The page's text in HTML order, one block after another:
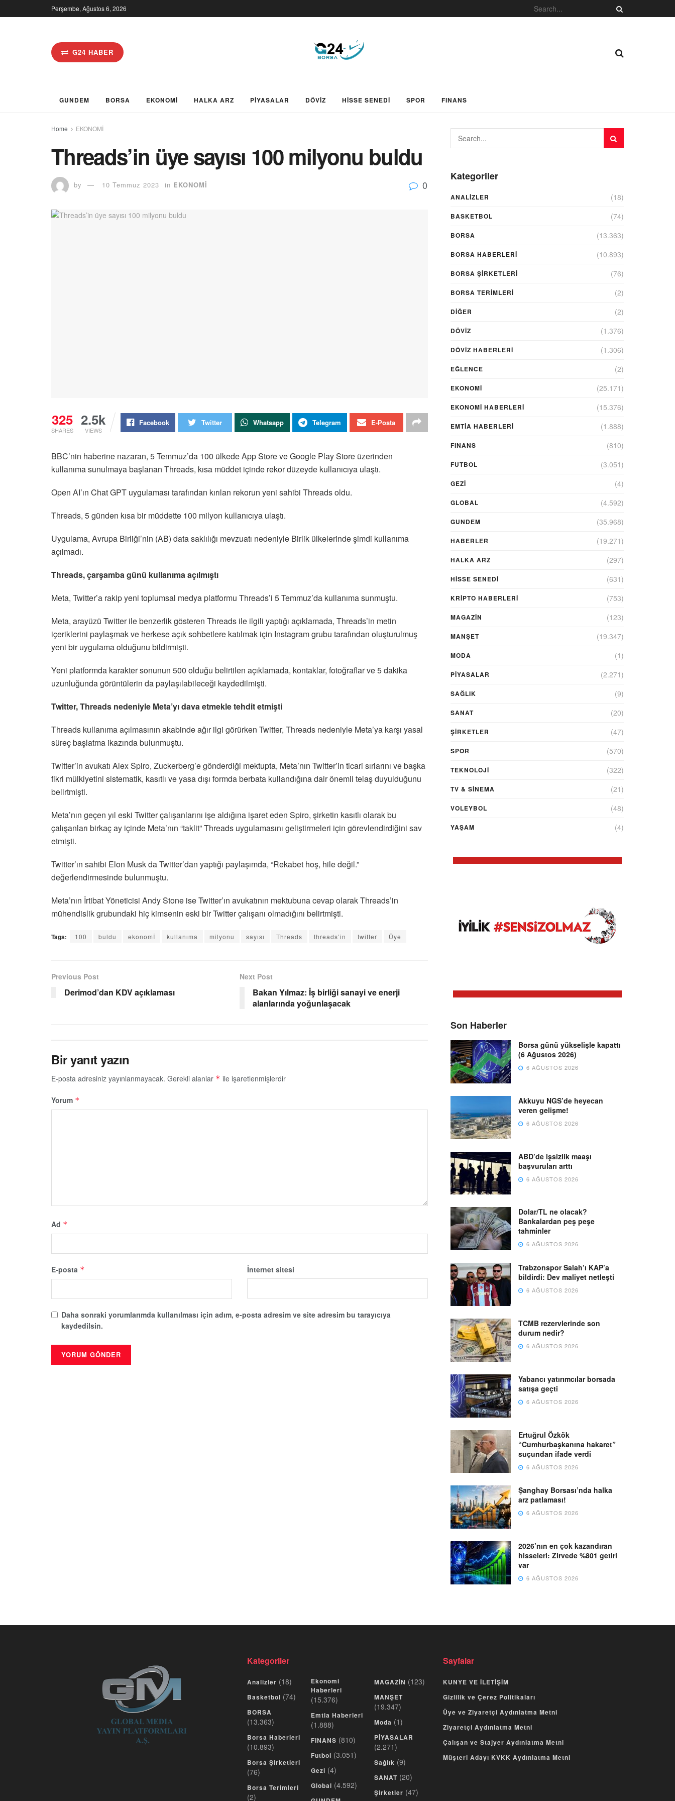
Perşembe, Ağustos 6, 2026
G24 HABER
GUNDEM BORSA EKONOMİ HALKA ARZ PİYASALAR DÖVİZ HİSSE SENEDİ SPOR FINANS
Home EKONOMİ
Threads’in üye sayısı 100 milyonu buldu
by 10 Temmuz 2023 in EKONOMİ 0
325
SHARES
2.5k
VIEWS
Facebook Twitter Whatsapp Telegram E-Posta
BBC’nin haberine nazaran, 5 Temmuz’da 100 ülkede App Store ve Google Play Store üzerinden
kullanıma sunulmaya başlanan Threads, kısa müddet içinde rekor düzeyde kullanıcıya ulaştı.
Open AI’ın Chat GPT uygulaması tarafından kırılan rekorun yeni sahibi Threads oldu.
Threads, 5 günden kısa bir müddette 100 milyon kullanıcıya ulaştı.
Uygulama, Avrupa Birliği’nin (AB) data saklılığı mevzuatı nedeniyle Birlik ülkelerinde şimdi kullanıma
açılmadı.
Threads, çarşamba günü kullanıma açılmıştı
Meta, Twitter’a rakip yeni toplumsal medya platformu Threads’i 5 Temmuz’da kullanıma sunmuştu.
Meta, arayüzü Twitter ile benzerlik gösteren Threads ile ilgili yaptığı açıklamada, Threads’in metin
içeriklerini paylaşmak ve herkese açık sohbetlere katılmak için Instagram grubu tarafından oluşturulmuş
yeni bir uygulama olduğunu bildirmişti.
Yeni platformda karakter sonunun 500 olduğu belirtilen açıklamada, kontaklar, fotoğraflar ve 5 dakika
uzunluğunda görüntülerin da paylaşılabileceği kaydedilmişti.
Twitter, Threads nedeniyle Meta’yı dava etmekle tehdit etmişti
Threads kullanıma açılmasının akabinde ağır ilgi görürken Twitter, Threads nedeniyle Meta’ya karşı yasal
süreç başlatma ikazında bulunmuştu.
Twitter’in avukatı Alex Spiro, Zuckerberg’e gönderdiği mektupta, Meta’nın Twitter’in ticari sırlarını ve başka
fikri mülkiyetini sistematik, kasıtlı ve yasa dışı formda berbata kullandığına dair önemli telaş duyulduğunu
belirtmişti.
Meta’nın geçen yıl eski Twitter çalışanlarını işe aldığına işaret eden Spiro, şirketin kasıtlı olarak bu
çalışanları birkaç ay içinde Meta’nın “taklit” Threads uygulamasını geliştirmeleri için görevlendirdiğini sav
etmişti.
Twitter’ın sahibi Elon Musk da Twitter’dan yaptığı paylaşımda, “Rekabet hoş, hile değil.”
değerlendirmesinde bulunmuştu.
Meta’nın İrtibat Yöneticisi Andy Stone ise Twitter’ın avukatının mektubuna cevap olarak Threads’in
mühendislik grubundaki hiç kimsenin eski bir Twitter çalışanı olmadığını belirtmişti.
Tags: 100 buldu ekonomİ kullanıma milyonu sayısı Threads threads’in twitter Üye
Previous Post
Derimod’dan KDV açıklaması
Next Post
Bakan Yılmaz: İş birliği sanayi ve enerji
alanlarında yoğunlaşacak
Bir yanıt yazın
E-posta adresiniz yayınlanmayacak. Gerekli alanlar * ile işaretlenmişlerdir
Yorum *
Ad *
E-posta * İnternet sitesi
Daha sonraki yorumlarımda kullanılması için adım, e-posta adresim ve site adresim bu tarayıcıya
kaydedilsin.
Kategoriler
ANALIZLER (18)
BASKETBOL (74)
BORSA (13.363)
BORSA HABERLERI (10.893)
BORSA ŞIRKETLERI (76)
BORSA TERIMLERI (2)
DIĞER (2)
DÖVİZ (1.376)
DÖVIZ HABERLERI (1.306)
EĞLENCE (2)
EKONOMİ (25.171)
EKONOMI HABERLERI (15.376)
EMTIA HABERLERI (1.888)
FINANS (810)
FUTBOL (3.051)
GEZI (4)
GLOBAL (4.592)
GUNDEM (35.968)
HABERLER (19.271)
HALKA ARZ (297)
HİSSE SENEDİ (631)
KRIPTO HABERLERI (753)
MAGAZİN (123)
MANŞET (19.347)
MODA (1)
PİYASALAR (2.271)
SAĞLIK (9)
SANAT (20)
ŞIRKETLER (47)
SPOR (570)
TEKNOLOJİ (322)
TV & SINEMA (21)
VOLEYBOL (48)
YAŞAM (4)
Son Haberler
Borsa günü yükselişle kapattı
(6 Ağustos 2026)
6 AĞUSTOS 2026
Akkuyu NGS’de heyecan
veren gelişme!
6 AĞUSTOS 2026
ABD’de işsizlik maaşı
başvuruları arttı
6 AĞUSTOS 2026
Dolar/TL ne olacak?
Bankalardan peş peşe
tahminler
6 AĞUSTOS 2026
Trabzonspor Salah’ı KAP’a
bildirdi: Dev maliyet netleşti
6 AĞUSTOS 2026
TCMB rezervlerinde son
durum nedir?
6 AĞUSTOS 2026
Yabancı yatırımcılar borsada
satışa geçti
6 AĞUSTOS 2026
Ertuğrul Özkök
“Cumhurbaşkanına hakaret”
suçundan ifade verdi
6 AĞUSTOS 2026
Şanghay Borsası’nda halka
arz patlaması!
6 AĞUSTOS 2026
2026’nın en çok kazandıran
hisseleri: Zirvede %801 getiri
var
6 AĞUSTOS 2026
Kategoriler
Analizler (18)
Basketbol (74)
BORSA
(13.363)
Borsa Haberleri
(10.893)
Borsa Şirketleri
(76)
Borsa Terimleri
(2)
Ekonomi
Haberleri
(15.376)
Emtia Haberleri
(1.888)
FINANS (810)
Futbol (3.051)
Gezi (4)
Global (4.592)
MAGAZİN (123)
MANŞET
(19.347)
Moda (1)
PİYASALAR
(2.271)
Sağlık (9)
SANAT (20)
Şirketler (47)
Sayfalar
KUNYE VE İLETİŞİM
Gizlilik ve Çerez Politikaları
Üye ve Ziyaretçi Aydınlatma Metni
Ziyaretçi Aydınlatma Metni
Çalışan ve Stajyer Aydınlatma Metni
Müşteri Adayı KVKK Aydınlatma Metni